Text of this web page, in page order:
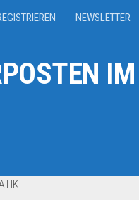
NEWSLETTER
IM